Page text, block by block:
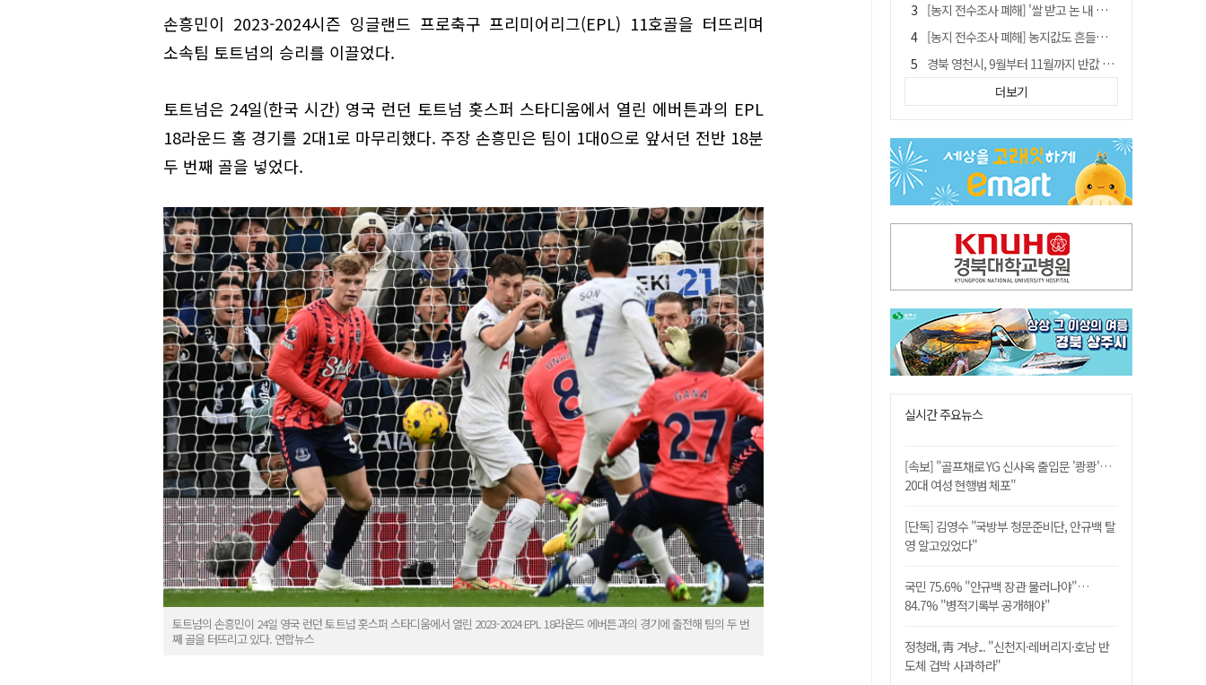
손흥민이 2023-2024시즌 잉글랜드 프로축구 프리미어리그(EPL) 11호골을 터뜨리며
소속팀 토트넘의 승리를 이끌었다.
토트넘은 24일(한국 시간) 영국 런던 토트넘 홋스퍼 스타디움에서 열린 에버튼과의 EPL
18라운드 홈 경기를 2대1로 마무리했다. 주장 손흥민은 팀이 1대0으로 앞서던 전반 18분
두 번째 골을 넣었다.
토트넘의 손흥민이 24일 영국 런던 토트넘 홋스퍼 스타디움에서 열린 2023-2024 EPL 18라운드 에버튼과의 경기에 출전해 팀의 두 번
째 골을 터뜨리고 있다. 연합뉴스
[농지 전수조사 폐해] '쌀 받고 논 내 준' 도지농 이제 어쩌나?
[농지 전수조사 폐해] 농지값도 흔들리나…"도지 막히면 헐값 매물 나올 수도"
경북 영천시, 9월부터 11월까지 반값 여행 혜택 제공
'솔리다임 IPO 추진설' SK하이닉스, 주가 9% 급락
[농지 전수조사 폐해] 실경작농·청년농 부담도 커진다
아쉬운 태클
김주수 전 의성군수 공덕비 결국 철거… 문화재법 위반 원상복구
더보기
실시간 주요뉴스
[속보] "골프채로 YG 신사옥 출입문 '쾅쾅'…
20대 여성 현행범 체포"
[단독] 김영수 "국방부 청문준비단, 안규백 탈
영 알고있었다"
국민 75.6% "안규백 장관 물러나야"…
84.7% "병적기록부 공개해야"
정청래, 靑 겨냥... "신천지·레버리지·호남 반
도체 겁박 사과하라"